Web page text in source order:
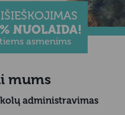
NUOLAIDA!
asmenims
mums
administravimas